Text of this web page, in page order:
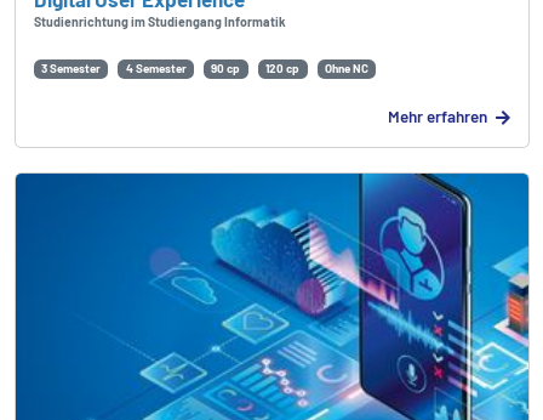
Studienrichtung im Studiengang Informatik
3 Semester 4 Semester 90 cp 120 cp Ohne NC
Mehr erfahren